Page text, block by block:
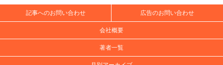
記事へのお問い合わせ 広告のお問い合わせ
会社概要
著者一覧